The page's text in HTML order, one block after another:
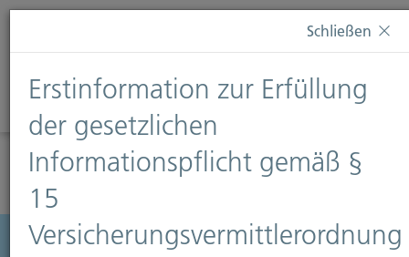
Diese Webseite verwendet Cookies. Wenn Sie weiterhin
Informationen finden Sie auf unserer SeiteDatenschutz
Diese Nachricht nicht erneut anzeigen
Menü
Schließen
Erstinformation zur Erfüllung
der gesetzlichen
Informationspflicht gemäß §
15
Versicherungsvermittlerordnung